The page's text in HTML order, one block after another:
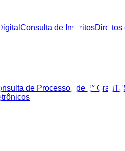
Consulta de InscritosDireitos
de Processos de 2° Grau